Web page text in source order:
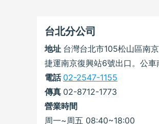
台北分公司
地址 台灣台北市105松山區南
捷運南京復興站6號出口。公
電話 02-2547-1155
傳真 02-8712-1773
營業時間
周一~周五 08:40~18:00